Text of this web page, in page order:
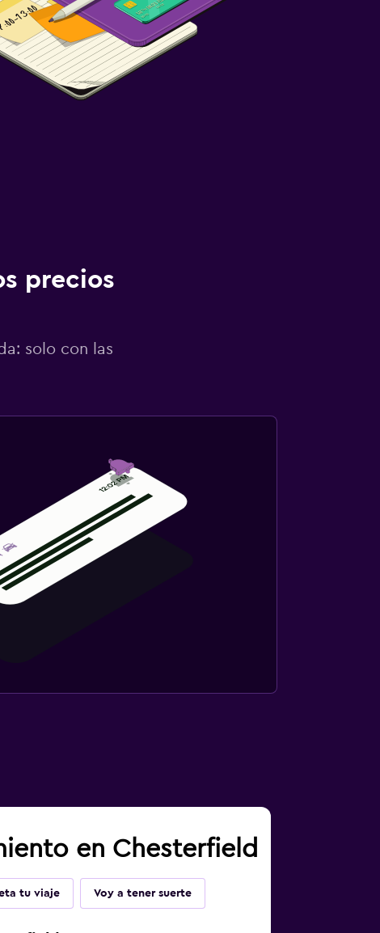
precios
solo con las
en Chesterfield
tu viaje Voy a tener suerte